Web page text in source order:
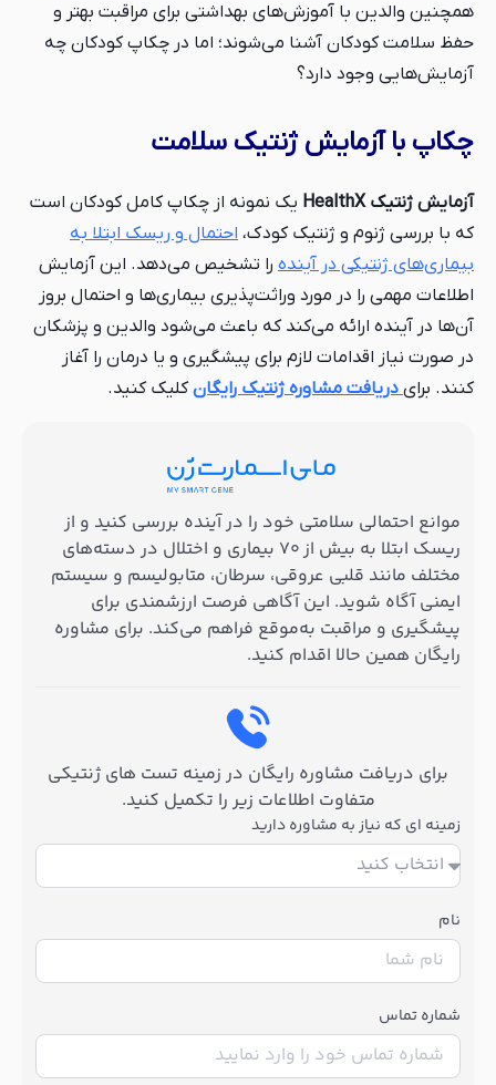
همچنین والدین با آموزش‌های بهداشتی برای مراقبت بهتر و
حفظ سلامت کودکان آشنا می‌شوند؛ اما در چکاپ کودکان چه
آزمایش‌هایی وجود دارد؟
چکاپ با آزمایش ژنتیک سلامت
آزمایش ژنتیک HealthX
یک نمونه از چکاپ کامل کودکان است
که با بررسی ژنوم و ژنتیک کودک، احتمال و ریسک ابتلا به
بیماری‌های ژنتیکی در آینده را تشخیص می‌دهد. این آزمایش
اطلاعات مهمی را در مورد وراثت‌پذیری بیماری‌ها و احتمال بروز
آن‌ها در آینده ارائه می‌کند که باعث می‌شود والدین و پزشکان
در صورت نیاز اقدامات لازم برای پیشگیری و یا درمان را آغاز
کنند. برای دریافت مشاوره ژنتیک رایگانکلیک کنید.
موانع احتمالی سلامتی خود را در آینده بررسی کنید و از
ریسک ابتلا به بیش از ۷۰ بیماری و اختلال در دسته‌های
مختلف مانند قلبی عروقی، سرطان، متابولیسم و سیستم
ایمنی آگاه شوید. این آگاهی فرصت ارزشمندی برای
پیشگیری و مراقبت به‌موقع فراهم می‌کند. برای مشاوره
رایگان همین حالا اقدام کنید.
برای دریافت مشاوره رایگان در زمینه تست های ژنتیکی
متفاوت اطلاعات زیر را تکمیل کنید.
زمینه ای که نیاز به مشاوره دارید
نام
شماره تماس